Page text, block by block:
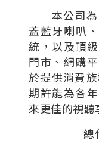
本公司為
蓋藍牙喇叭
統，以及頂
門市、網購
於提供消費
期許能為各
來更佳的視聽
總